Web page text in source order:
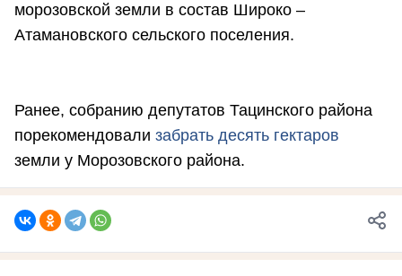
морозовской земли в состав Широко –
Атамановского сельского поселения.
Ранее, собранию депутатов Тацинского района
порекомендовали забрать десять гектаров
земли у Морозовского района.